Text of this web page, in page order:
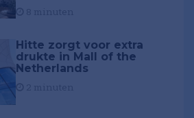
Hitte zorgt voor extra
drukte in Mall of the
Netherlands